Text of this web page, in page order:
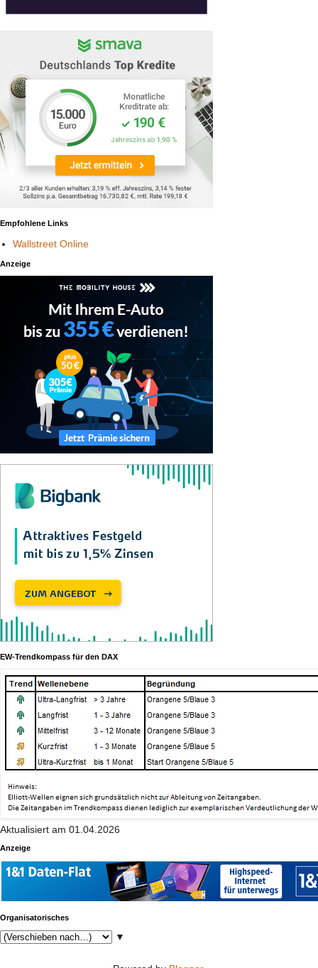
Empfohlene Links
Wallstreet Online
Anzeige
EW-Trendkompass für den DAX
Aktualisiert am 01.04.2026
Anzeige
Organisatorisches
▼